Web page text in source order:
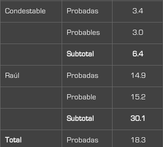
Condestable Probadas 3.4
Probables 3.0
Subtotal 6.4
Raúl Probadas 14.9
Probable 15.2
Subtotal 30.1
Total Probadas 18.3